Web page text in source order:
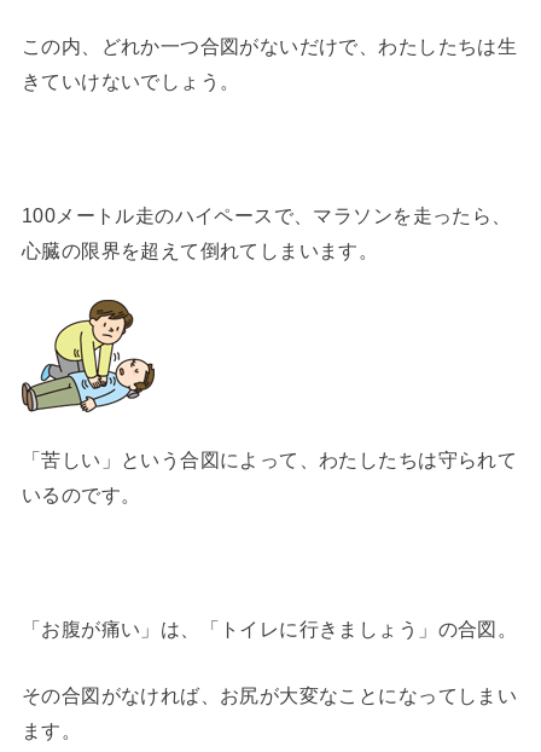
この内、どれか一つ合図がないだけで、わたしたちは生
きていけないでしょう。
100メートル走のハイペースで、マラソンを走ったら、
心臓の限界を超えて倒れてしまいます。
「苦しい」という合図によって、わたしたちは守られて
いるのです。
「お腹が痛い」は、「トイレに行きましょう」の合図。
その合図がなければ、お尻が大変なことになってしまい
ます。